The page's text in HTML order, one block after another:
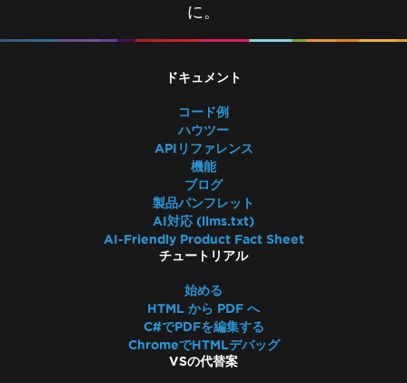
に。
ドキュメント
コード例
ハウツー
APIリファレンス
機能
ブログ
製品パンフレット
AI対応 (llms.txt)
AI-Friendly Product Fact Sheet
チュートリアル
始める
HTML から PDF へ
C#でPDFを編集する
ChromeでHTMLデバッグ
VSの代替案